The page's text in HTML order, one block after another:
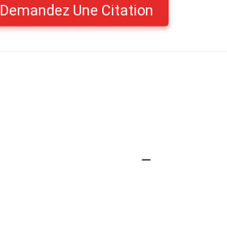
Demandez Une Citation